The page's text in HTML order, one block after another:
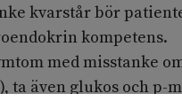
kvarstår bör
kompetens.
med misstanke
ta även glukos och